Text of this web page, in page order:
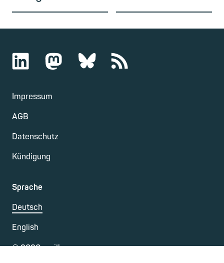
Impressum
AGB
Datenschutz
Kündigung
Sprache
Deutsch
English
©2026mailbox